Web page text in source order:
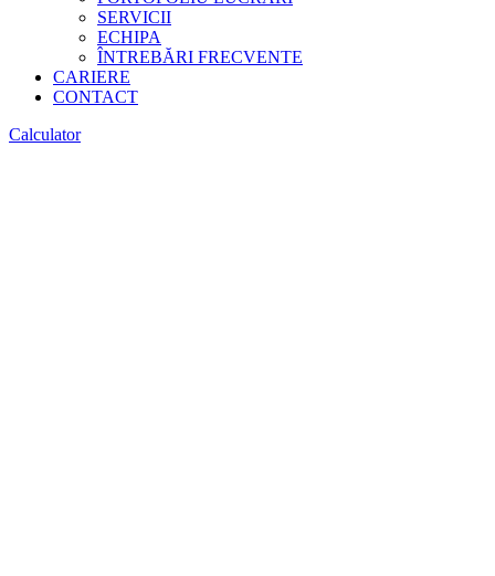
SERVICII
ECHIPA
ÎNTREBĂRI FRECVENTE
CARIERE
CONTACT
Calculator